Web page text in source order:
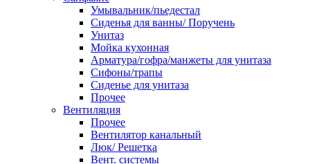
Умывальник/пьедестал
Сиденья для ванны/ Поручень
Унитаз
Мойка кухонная
Арматура/гофра/манжеты для унитаза
Сифоны/трапы
Сиденье для унитаза
Прочее
Вентиляция
Прочее
Вентилятор канальный
Люк/ Решетка
Вент. системы